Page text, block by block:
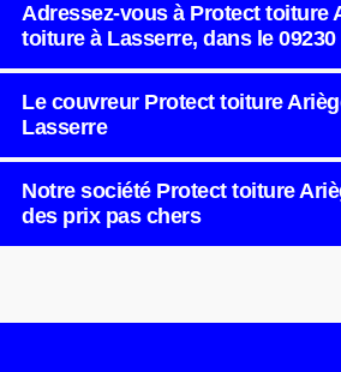
Adressez-vous à Protect toiture
toiture à Lasserre, dans le 09230
Le couvreur Protect toiture
Lasserre
Notre société Protect toiture
des prix pas chers